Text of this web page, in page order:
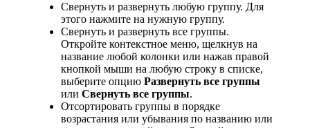
Свернуть и развернуть любую группу. Для
этого нажмите на нужную группу.
Свернуть и развернуть все группы.
Откройте контекстное меню, щелкнув на
название любой колонки или нажав правой
кнопкой мыши на любую строку в списке,
выберите опцию Развернуть все группы
или Свернуть все группы.
Отсортировать группы в порядке
возрастания или убывания по названию или